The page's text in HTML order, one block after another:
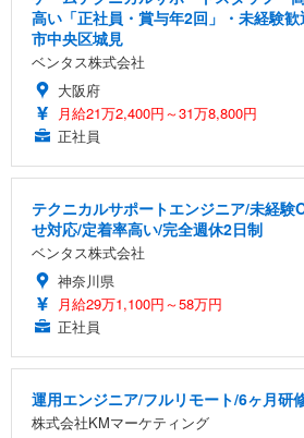
高い「正社員・賞与年2回」・未経験
市中央区城見
ベンタス株式会社
大阪府
月給21万2,400円～31万8,800円
正社員
テクニカルサポートエンジニア/未経験
せ対応/定着率高い/完全週休2日制
ベンタス株式会社
神奈川県
月給29万1,100円～58万円
正社員
運用エンジニア/フルリモート/6ヶ月研
株式会社KMマーケティング